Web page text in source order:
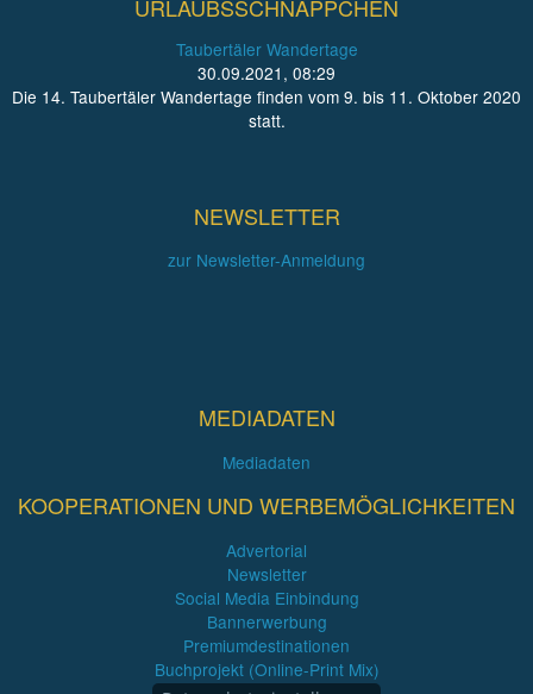
URLAUBSSCHNÄPPCHEN
Taubertäler Wandertage
30.09.2021, 08:29
Die 14. Taubertäler Wandertage finden vom 9. bis 11. Oktober 2020
statt.
NEWSLETTER
zur Newsletter-Anmeldung
MEDIADATEN
Mediadaten
KOOPERATIONEN UND WERBEMÖGLICHKEITEN
Advertorial
Newsletter
Social Media Einbindung
Bannerwerbung
Premiumdestinationen
Buchprojekt (Online-Print Mix)